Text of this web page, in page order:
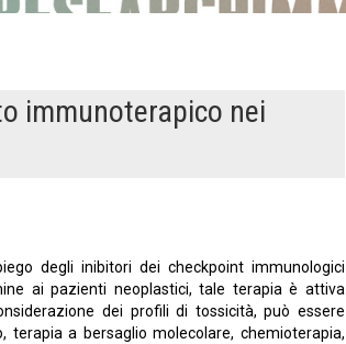
immunoterapico nei
degli inibitori dei checkpoint immunologici
ai pazienti neoplastici, tale terapia è attiva
dei profili di tossicità, può essere
a bersaglio molecolare, chemioterapia,